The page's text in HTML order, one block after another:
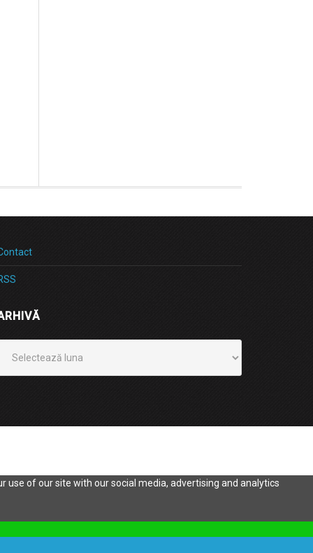
use of our site with our social media, advertising and analytics